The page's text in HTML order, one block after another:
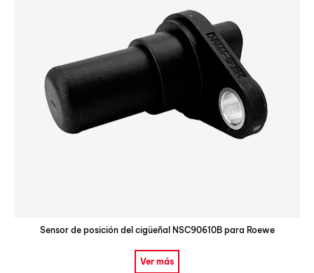
Sensor de posición del cigüeñal NSC90610B para Roewe
Ver más